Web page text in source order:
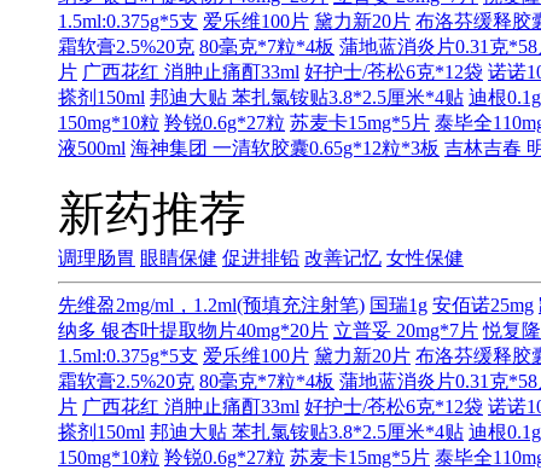
1.5ml:0.375g*5支 爱乐维100片 黛力新20片 布洛芬缓释胶
霜软膏2.5%20克 80毫克*7粒*4板 蒲地蓝消炎片0.31克
片 广西花红 消肿止痛酊33ml 好护士/苍松6克*12袋 诺诺
搽剂150ml 邦迪大贴 苯扎氯铵贴3.8*2.5厘米*4贴 迪根
150mg*10粒 羚锐0.6g*27粒 苏麦卡15mg*5片 泰毕全
液500ml 海神集团 一清软胶囊0.65g*12粒*3板 吉林吉春
新药推荐
调理肠胃 眼睛保健 促进排铅 改善记忆 女性保健
先维盈2mg/ml，1.2ml(预填充注射笔) 国瑞1g 安佰诺25mg
纳多 银杏叶提取物片40mg*20片 立普妥 20mg*7片 悦复
1.5ml:0.375g*5支 爱乐维100片 黛力新20片 布洛芬缓释胶
霜软膏2.5%20克 80毫克*7粒*4板 蒲地蓝消炎片0.31克
片 广西花红 消肿止痛酊33ml 好护士/苍松6克*12袋 诺诺
搽剂150ml 邦迪大贴 苯扎氯铵贴3.8*2.5厘米*4贴 迪根
150mg*10粒 羚锐0.6g*27粒 苏麦卡15mg*5片 泰毕全